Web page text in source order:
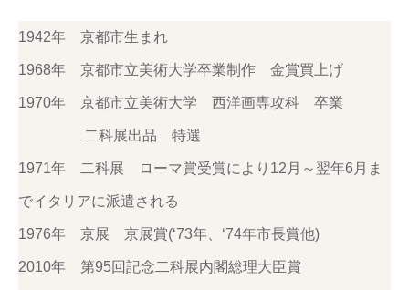
1942年 京都市生まれ
1968年 京都市立美術大学卒業制作 金賞買上げ
1970年 京都市立美術大学 西洋画専攻科 卒業
二科展出品 特選
1971年 二科展 ローマ賞受賞により12月～翌年6月ま
でイタリアに派遣される
1976年 京展 京展賞(‘73年、‘74年市長賞他)
2010年 第95回記念二科展内閣総理大臣賞